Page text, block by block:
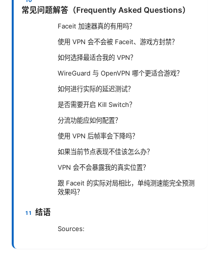
常见问题解答（Frequently Asked Questions）
Faceit 加速器真的有用吗？
使用 VPN 会不会被 Faceit、游戏方封禁？
如何选择最适合我的 VPN？
WireGuard 与 OpenVPN 哪个更适合游戏？
如何进行实际的延迟测试？
是否需要开启 Kill Switch？
分流功能应如何配置？
使用 VPN 后帧率会下降吗？
如果当前节点表现不佳该怎么办？
VPN 会不会暴露我的真实位置？
跟 Faceit 的实际对局相比，单纯测速能完全预测
效果吗？
结语
Sources: